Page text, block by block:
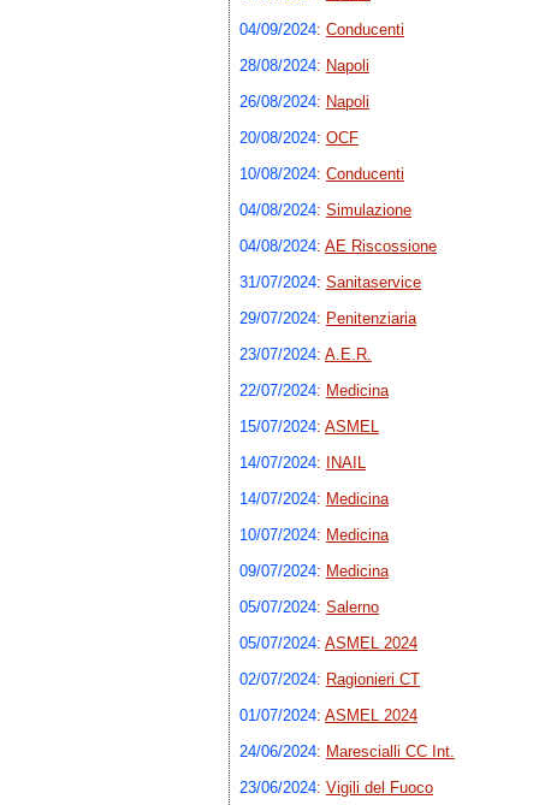
04/09/2024: Conducenti
28/08/2024: Napoli
26/08/2024: Napoli
20/08/2024: OCF
10/08/2024: Conducenti
04/08/2024: Simulazione
04/08/2024: AE Riscossione
31/07/2024: Sanitaservice
29/07/2024: Penitenziaria
23/07/2024: A.E.R.
22/07/2024: Medicina
15/07/2024: ASMEL
14/07/2024:
INAIL
14/07/2024: Medicina
10/07/2024: Medicina
09/07/2024: Medicina
05/07/2024: Salerno
05/07/2024: ASMEL 2024
02/07/2024: Ragionieri CT
01/07/2024: ASMEL 2024
24/06/2024: Marescialli CC Int.
23/06/2024: Vigili del Fuoco